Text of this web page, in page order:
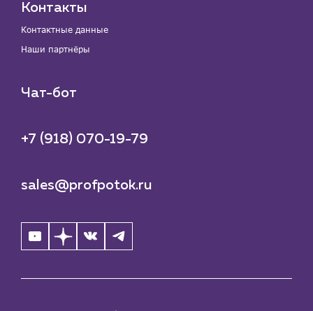
Контакты
Контактные данные
Наши партнёры
Чат-бот
+7 (918) 070-19-79
sales@profpotok.ru